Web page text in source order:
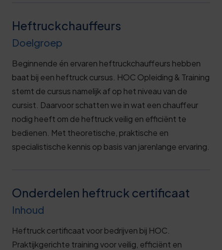
Heftruckchauffeurs
Doelgroep
Beginnende én ervaren heftruckchauffeurs hebben
baat bij een heftruck cursus. HOC Opleiding & Training
stemt de cursus namelijk af op het niveau van de
cursist. Daarvoor schatten we in wat een chauffeur
nodig heeft om de heftruck veilig en efficiënt te
bedienen. Met theoretische, praktische en
specialistische kennis op basis van jarenlange ervaring.
Onderdelen heftruck certificaat
Inhoud
Heftruck certificaat voor bedrijven bij HOC.
Praktijkgerichte training voor veilig, efficiënt en